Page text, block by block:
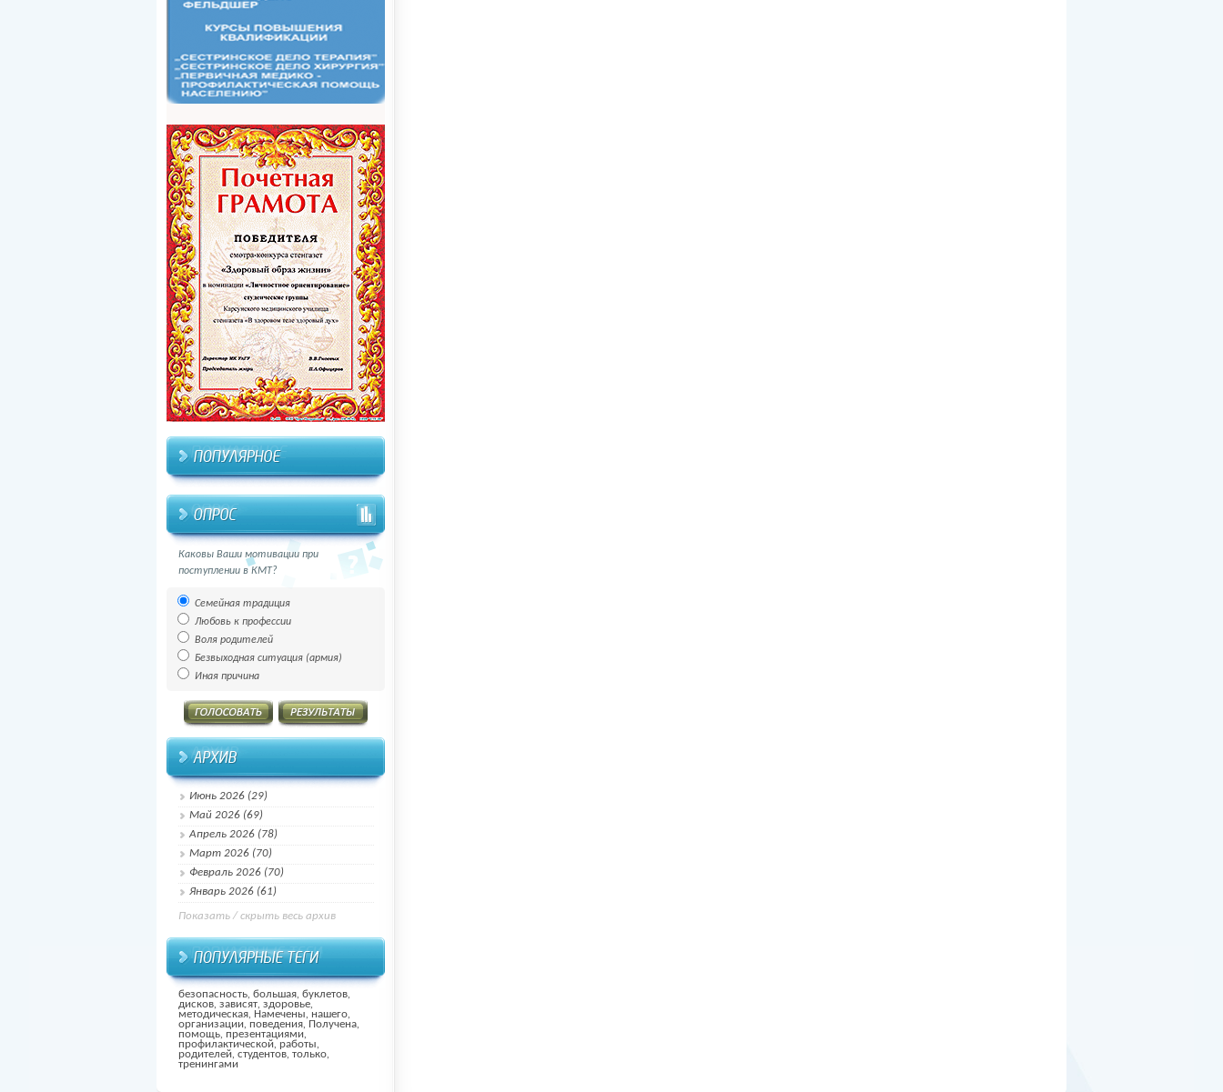
Каковы Ваши мотивации при
поступлении в КМТ?
Семейная традиция
Любовь к профессии
Воля родителей
Безвыходная ситуация (армия)
Иная причина
Июнь 2026 (29)
Май 2026 (69)
Апрель 2026 (78)
Март 2026 (70)
Февраль 2026 (70)
Январь 2026 (61)
Показать / скрыть весь архив
безопасность, большая, буклетов,
дисков, зависят, здоровье,
методическая, Намечены, нашего,
организации, поведения, Получена,
помощь, презентациями,
профилактической, работы,
родителей, студентов, только,
тренингами